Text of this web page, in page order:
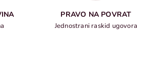
PRAVO NA POVRAT
Jednostrani raskid ugovora